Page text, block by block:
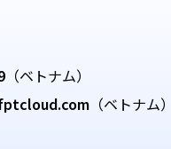
（ベトナム）
（ベトナム）